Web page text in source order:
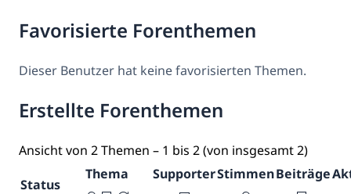
Favorisierte Forenthemen
Dieser Benutzer hat keine favorisierten Themen.
Erstellte Forenthemen
Ansicht von 2 Themen – 1 bis 2 (von insgesamt 2)
Status
Thema SupporterStimmenBeiträge